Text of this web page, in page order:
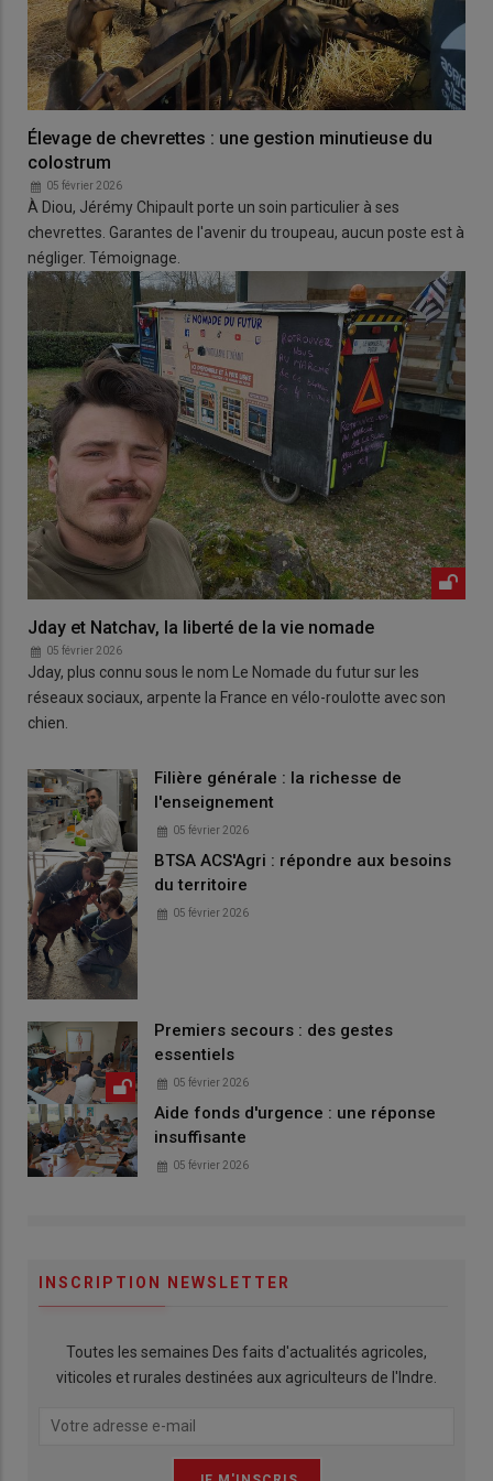
Élevage de chevrettes : une gestion minutieuse du
colostrum
05 février 2026
À Diou, Jérémy Chipault porte un soin particulier à ses
chevrettes. Garantes de l'avenir du troupeau, aucun poste est à
négliger. Témoignage.
Jday et Natchav, la liberté de la vie nomade
05 février 2026
Jday, plus connu sous le nom Le Nomade du futur sur les
réseaux sociaux, arpente la France en vélo-roulotte avec son
chien.
Filière générale : la richesse de
l'enseignement
05 février 2026
BTSA ACS'Agri : répondre aux besoins
du territoire
05 février 2026
Premiers secours : des gestes
essentiels
05 février 2026
Aide fonds d'urgence : une réponse
insuffisante
05 février 2026
INSCRIPTION NEWSLETTER
Toutes les semaines Des faits d'actualités agricoles,
viticoles et rurales destinées aux agriculteurs de l'Indre.